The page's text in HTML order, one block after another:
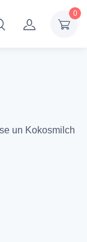
0
un Kokosmilch